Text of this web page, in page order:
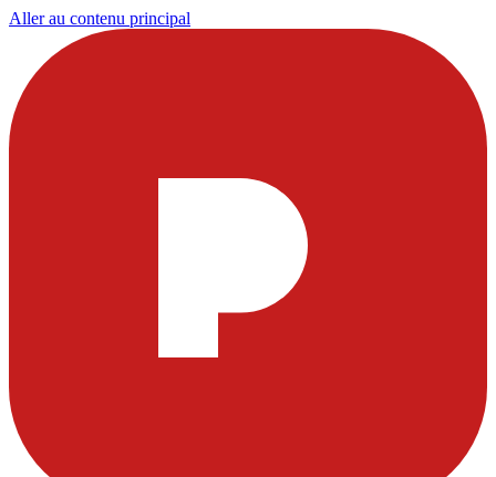
Aller au contenu principal